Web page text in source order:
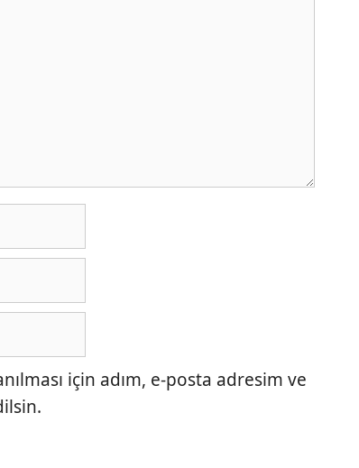
için adım, e-posta adresim ve